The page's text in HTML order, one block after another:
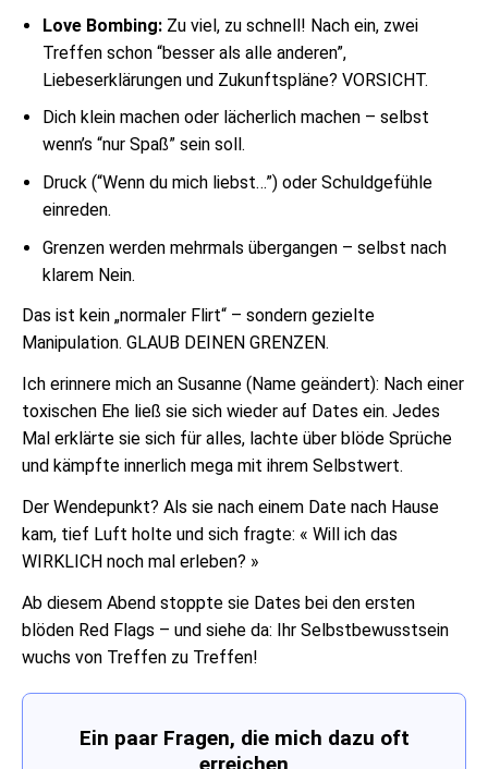
Love Bombing: Zu viel, zu schnell! Nach ein, zwei
Treffen schon “besser als alle anderen”,
Liebeserklärungen und Zukunftspläne? VORSICHT.
Dich klein machen oder lächerlich machen – selbst
wenn’s “nur Spaß” sein soll.
Druck (“Wenn du mich liebst…”) oder Schuldgefühle
einreden.
Grenzen werden mehrmals übergangen – selbst nach
klarem Nein.
Das ist kein „normaler Flirt“ – sondern gezielte
Manipulation. GLAUB DEINEN GRENZEN.
Ich erinnere mich an Susanne (Name geändert): Nach einer
toxischen Ehe ließ sie sich wieder auf Dates ein. Jedes
Mal erklärte sie sich für alles, lachte über blöde Sprüche
und kämpfte innerlich mega mit ihrem Selbstwert.
Der Wendepunkt? Als sie nach einem Date nach Hause
kam, tief Luft holte und sich fragte: « Will ich das
WIRKLICH noch mal erleben? »
Ab diesem Abend stoppte sie Dates bei den ersten
blöden Red Flags – und siehe da: Ihr Selbstbewusstsein
wuchs von Treffen zu Treffen!
Ein paar Fragen, die mich dazu oft